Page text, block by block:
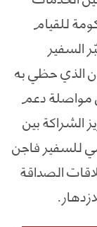
للقيام
السفير
الذي حظي به
مواصلة دعم
الشراكة بين
للسفير فاجن
الصداقة